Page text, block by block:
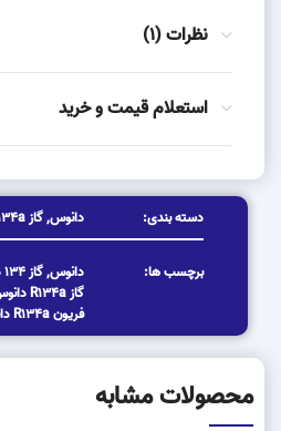
نظرات (1)
استعلام قیمت و خرید
دسته بندی: دانوس,گاز R134a
برچسب ها: دانوس,گاز 134 دانوس
گاز R134a دانوس
فریون R134a دانوس
محصولات مشابه